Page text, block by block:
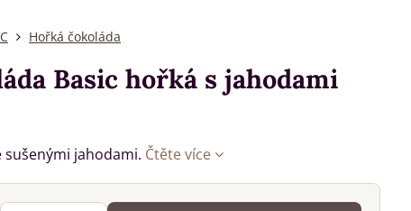
Hořká čokoláda
Basic hořká s jahodami
sušenými jahodami. Čtěte více